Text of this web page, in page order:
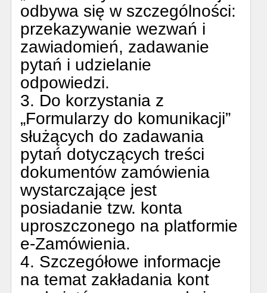
odbywa się w szczególności:
przekazywanie wezwań i
zawiadomień, zadawanie
pytań i udzielanie
odpowiedzi.
3. Do korzystania z
„Formularzy do komunikacji”
służących do zadawania
pytań dotyczących treści
dokumentów zamówienia
wystarczające jest
posiadanie tzw. konta
uproszczonego na platformie
e-Zamówienia.
4. Szczegółowe informacje
na temat zakładania kont